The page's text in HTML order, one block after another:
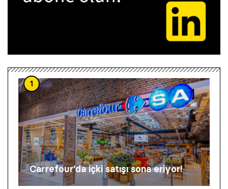
1
Carrefour’da içki satışı sona eriyor!